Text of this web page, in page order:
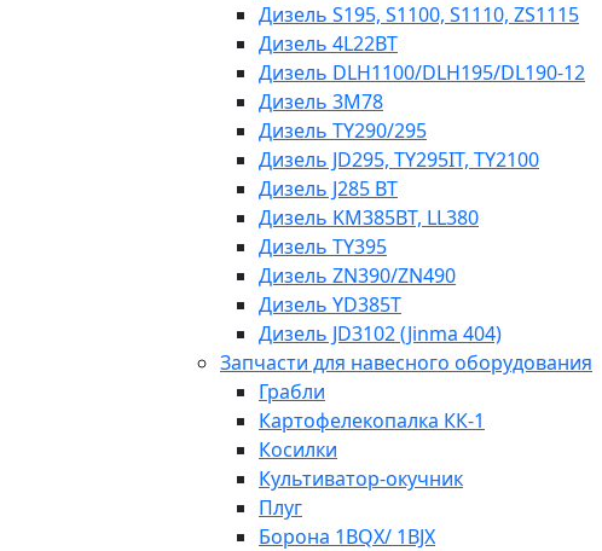
Дизель S195, S1100, S1110, ZS1115
Дизель 4L22BT
Дизель DLH1100/DLH195/DL190-12
Дизель 3М78
Дизель TY290/295
Дизель JD295, TY295IT, TY2100
Дизель J285 BT
Дизель KM385BT, LL380
Дизель TY395
Дизель ZN390/ZN490
Дизель YD385T
Дизель JD3102 (Jinma 404)
Запчасти для навесного оборудования
Грабли
Картофелекопалка КК-1
Косилки
Культиватор-окучник
Плуг
Борона 1BQX/ 1BJX